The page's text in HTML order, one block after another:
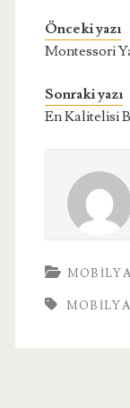
Önceki yazı
Montessori
Sonraki yazı
En Kalitelisi
MOBILYA